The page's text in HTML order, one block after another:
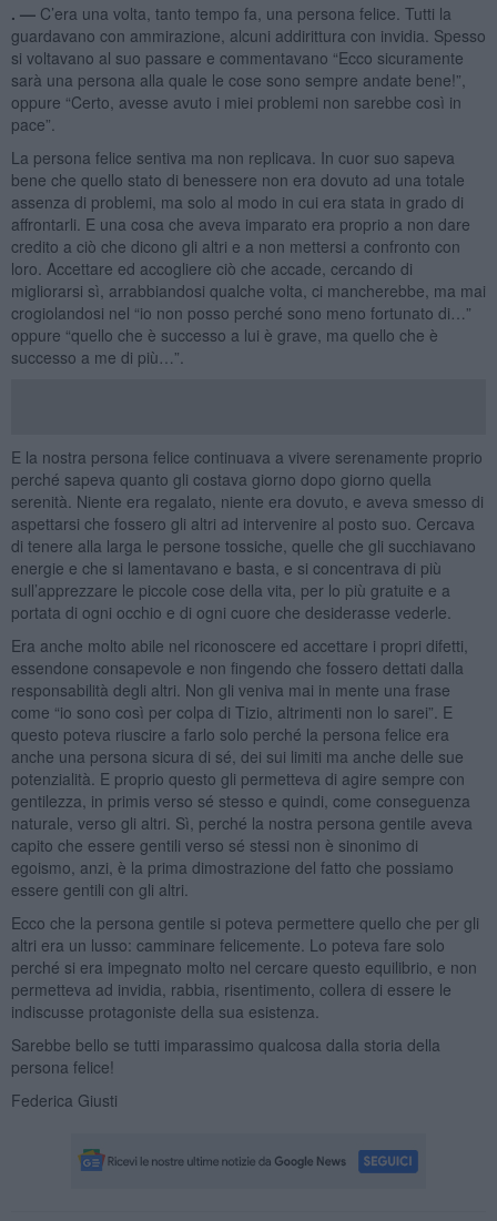
. — C’era una volta, tanto tempo fa, una persona felice. Tutti la
guardavano con ammirazione, alcuni addirittura con invidia. Spesso
si voltavano al suo passare e commentavano “Ecco sicuramente
sarà una persona alla quale le cose sono sempre andate bene!”,
oppure “Certo, avesse avuto i miei problemi non sarebbe così in
pace”.
La persona felice sentiva ma non replicava. In cuor suo sapeva
bene che quello stato di benessere non era dovuto ad una totale
assenza di problemi, ma solo al modo in cui era stata in grado di
affrontarli. E una cosa che aveva imparato era proprio a non dare
credito a ciò che dicono gli altri e a non mettersi a confronto con
loro. Accettare ed accogliere ciò che accade, cercando di
migliorarsi sì, arrabbiandosi qualche volta, ci mancherebbe, ma mai
crogiolandosi nel “io non posso perché sono meno fortunato di…”
oppure “quello che è successo a lui è grave, ma quello che è
successo a me di più…”.
E la nostra persona felice continuava a vivere serenamente proprio
perché sapeva quanto gli costava giorno dopo giorno quella
serenità. Niente era regalato, niente era dovuto, e aveva smesso di
aspettarsi che fossero gli altri ad intervenire al posto suo. Cercava
di tenere alla larga le persone tossiche, quelle che gli succhiavano
energie e che si lamentavano e basta, e si concentrava di più
sull’apprezzare le piccole cose della vita, per lo più gratuite e a
portata di ogni occhio e di ogni cuore che desiderasse vederle.
Era anche molto abile nel riconoscere ed accettare i propri difetti,
essendone consapevole e non fingendo che fossero dettati dalla
responsabilità degli altri. Non gli veniva mai in mente una frase
come “io sono così per colpa di Tizio, altrimenti non lo sarei”. E
questo poteva riuscire a farlo solo perché la persona felice era
anche una persona sicura di sé, dei sui limiti ma anche delle sue
potenzialità. E proprio questo gli permetteva di agire sempre con
gentilezza, in primis verso sé stesso e quindi, come conseguenza
naturale, verso gli altri. Sì, perché la nostra persona gentile aveva
capito che essere gentili verso sé stessi non è sinonimo di
egoismo, anzi, è la prima dimostrazione del fatto che possiamo
essere gentili con gli altri.
Ecco che la persona gentile si poteva permettere quello che per gli
altri era un lusso: camminare felicemente. Lo poteva fare solo
perché si era impegnato molto nel cercare questo equilibrio, e non
permetteva ad invidia, rabbia, risentimento, collera di essere le
indiscusse protagoniste della sua esistenza.
Sarebbe bello se tutti imparassimo qualcosa dalla storia della
persona felice!
Federica Giusti